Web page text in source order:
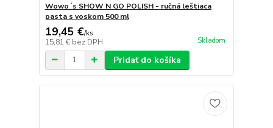
Wowo´s SHOW N GO POLISH - ručná leštiaca
pasta s voskom 500 ml
19,45 €/ks
15,81 € bez DPH Skladom
Pridať do košíka